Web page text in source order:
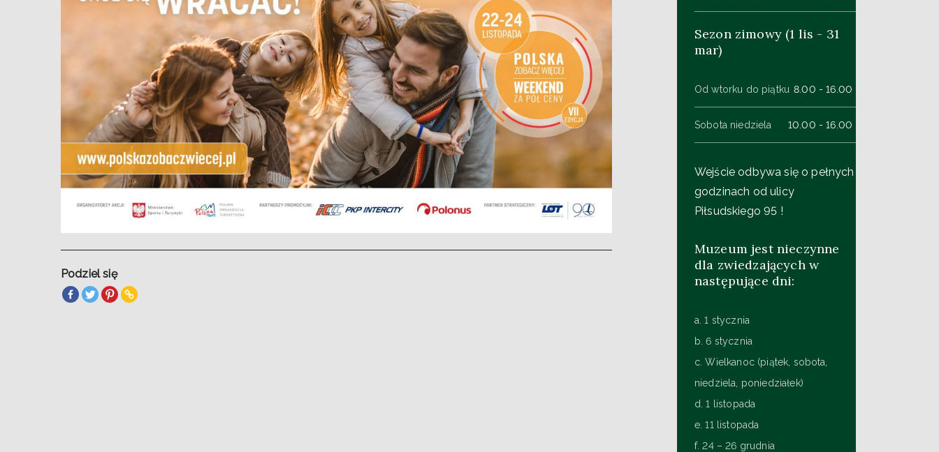
Podziel się
Sezon zimowy (1 lis - 31
mar)
Od wtorku do piątku 8.00 - 16.00
Sobota niedziela 10.00 - 16.00
Wejście odbywa się o pełnych
godzinach od ulicy
Piłsudskiego 95 !
Muzeum jest nieczynne
dla zwiedzających w
następujące dni:
a. 1 stycznia
b. 6 stycznia
c. Wielkanoc (piątek, sobota,
niedziela, poniedziałek)
d. 1 listopada
e. 11 listopada
f. 24 – 26 grudnia